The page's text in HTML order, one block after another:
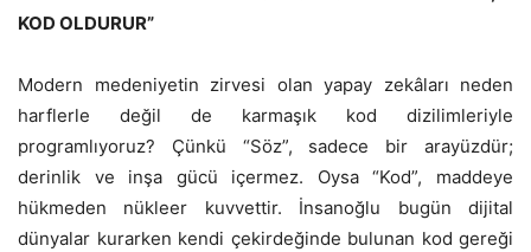
KOD OLDURUR”
Modern medeniyetin zirvesi olan yapay zekâları neden
harflerle değil de karmaşık kod dizilimleriyle
programlıyoruz? Çünkü “Söz”, sadece bir arayüzdür;
derinlik ve inşa gücü içermez. Oysa “Kod”, maddeye
hükmeden nükleer kuvvettir. İnsanoğlu bugün dijital
dünyalar kurarken kendi çekirdeğinde bulunan kod gereği